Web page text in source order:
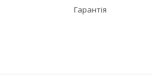
Гарантія